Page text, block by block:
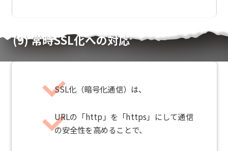
(9) 常時SSL化への対応
SSL化（暗号化通信）は、
URLの「http」を「https」にして通信
の安全性を高めることで、